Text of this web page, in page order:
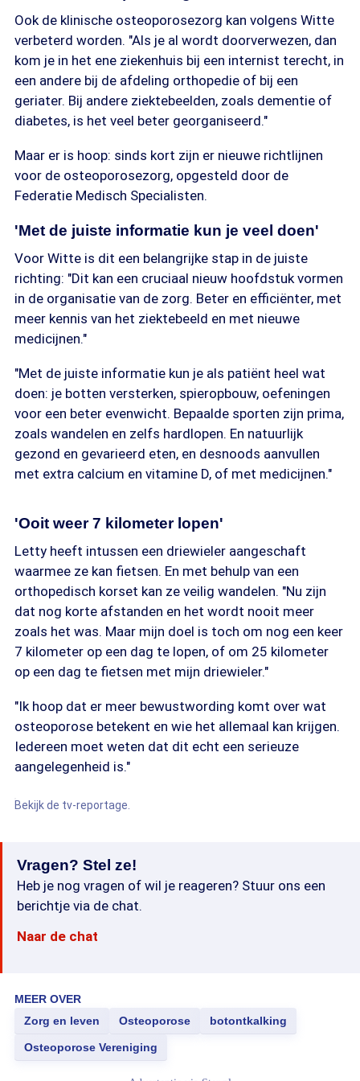
Ook de klinische osteoporosezorg kan volgens Witte
verbeterd worden. "Als je al wordt doorverwezen, dan
kom je in het ene ziekenhuis bij een internist terecht, in
een andere bij de afdeling orthopedie of bij een
geriater. Bij andere ziektebeelden, zoals dementie of
diabetes, is het veel beter georganiseerd."
Maar er is hoop: sinds kort zijn er nieuwe richtlijnen
voor de osteoporosezorg, opgesteld door de
Federatie Medisch Specialisten.
'Met de juiste informatie kun je veel doen'
Voor Witte is dit een belangrijke stap in de juiste
richting: "Dit kan een cruciaal nieuw hoofdstuk vormen
in de organisatie van de zorg. Beter en efficiënter, met
meer kennis van het ziektebeeld en met nieuwe
medicijnen."
"Met de juiste informatie kun je als patiënt heel wat
doen: je botten versterken, spieropbouw, oefeningen
voor een beter evenwicht. Bepaalde sporten zijn prima,
zoals wandelen en zelfs hardlopen. En natuurlijk
gezond en gevarieerd eten, en desnoods aanvullen
met extra calcium en vitamine D, of met medicijnen."
'Ooit weer 7 kilometer lopen'
Letty heeft intussen een driewieler aangeschaft
waarmee ze kan fietsen. En met behulp van een
orthopedisch korset kan ze veilig wandelen. "Nu zijn
dat nog korte afstanden en het wordt nooit meer
zoals het was. Maar mijn doel is toch om nog een keer
7 kilometer op een dag te lopen, of om 25 kilometer
op een dag te fietsen met mijn driewieler."
"Ik hoop dat er meer bewustwording komt over wat
osteoporose betekent en wie het allemaal kan krijgen.
Iedereen moet weten dat dit echt een serieuze
aangelegenheid is."
Bekijk de tv-reportage.
Vragen? Stel ze!
Heb je nog vragen of wil je reageren? Stuur ons een
berichtje via de chat.
Naar de chat
MEER OVER
Zorg en leven
Osteoporose botontkalking
Osteoporose Vereniging